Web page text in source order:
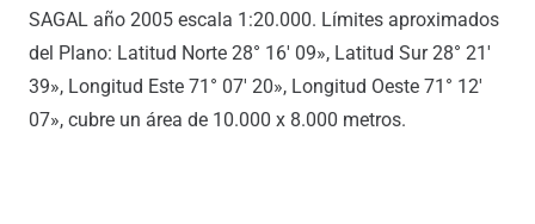
SAGAL año 2005 escala 1:20.000. Límites aproximados
del Plano: Latitud Norte 28° 16′ 09», Latitud Sur 28° 21′
39», Longitud Este 71° 07′ 20», Longitud Oeste 71° 12′
07», cubre un área de 10.000 x 8.000 metros.